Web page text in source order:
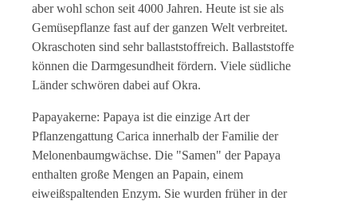
aber wohl schon seit 4000 Jahren. Heute ist sie als
Gemüsepflanze fast auf der ganzen Welt verbreitet.
Okraschoten sind sehr ballaststoffreich. Ballaststoffe
können die Darmgesundheit fördern. Viele südliche
Länder schwören dabei auf Okra.
Papayakerne: Papaya ist die einzige Art der
Pflanzengattung Carica innerhalb der Familie der
Melonenbaumgwächse. Die "Samen" der Papaya
enthalten große Mengen an Papain, einem
eiweißspaltenden Enzym. Sie wurden früher in der